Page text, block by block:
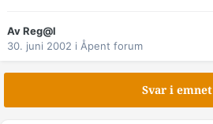
Av Reg@l
30. juni 2002 i Åpent forum
Svar i emnet